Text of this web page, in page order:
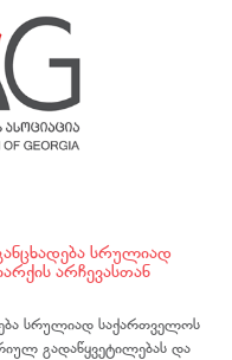
სრულიად
არჩევასთან
სრულიად საქართველოს
გადაწყვეტილებას და